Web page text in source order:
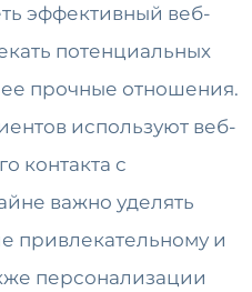
эффективный веб-
потенциальных
прочные отношения.
используют веб-
контакта с
важно уделять
привлекательному и
персонализации